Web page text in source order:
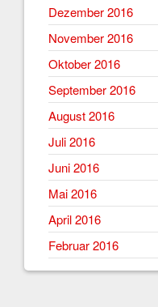
Dezember 2016
November 2016
Oktober 2016
September 2016
August 2016
Juli 2016
Juni 2016
Mai 2016
April 2016
Februar 2016